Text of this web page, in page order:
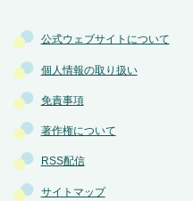
公式ウェブサイトについて
個人情報の取り扱い
免責事項
著作権について
RSS配信
サイトマップ